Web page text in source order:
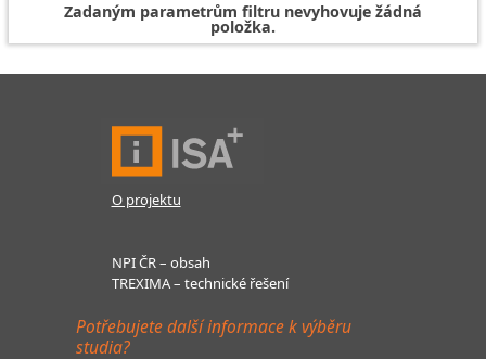
Zadaným parametrům filtru nevyhovuje žádná
položka.
O projektu
NPI ČR – obsah
TREXIMA – technické řešení
Potřebujete další informace k výběru
studia?